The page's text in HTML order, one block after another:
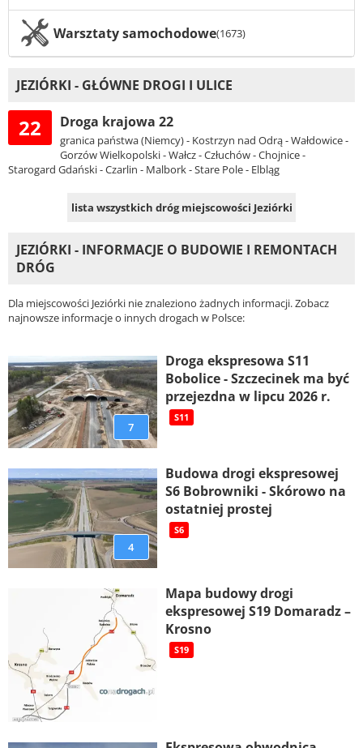
Warsztaty samochodowe(1673)
JEZIÓRKI - GŁÓWNE DROGI I ULICE
22 Droga krajowa 22
granica państwa (Niemcy) - Kostrzyn nad Odrą - Wałdowice -
Gorzów Wielkopolski - Wałcz - Człuchów - Chojnice -
Starogard Gdański - Czarlin - Malbork - Stare Pole - Elbląg
lista wszystkich dróg miejscowości Jeziórki
JEZIÓRKI - INFORMACJE O BUDOWIE I REMONTACH
DRÓG
Dla miejscowości Jeziórki nie znaleziono żadnych informacji. Zobacz
najnowsze informacje o innych drogach w Polsce:
7
Droga ekspresowa S11
Bobolice - Szczecinek ma być
przejezdna w lipcu 2026 r.
S11
4
Budowa drogi ekspresowej
S6 Bobrowniki - Skórowo na
ostatniej prostej
S6
Mapa budowy drogi
ekspresowej S19 Domaradz –
Krosno
S19